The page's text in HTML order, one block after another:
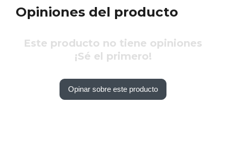
Opiniones del producto
Este producto no tiene opiniones
¡Sé el primero!
Opinar sobre este producto